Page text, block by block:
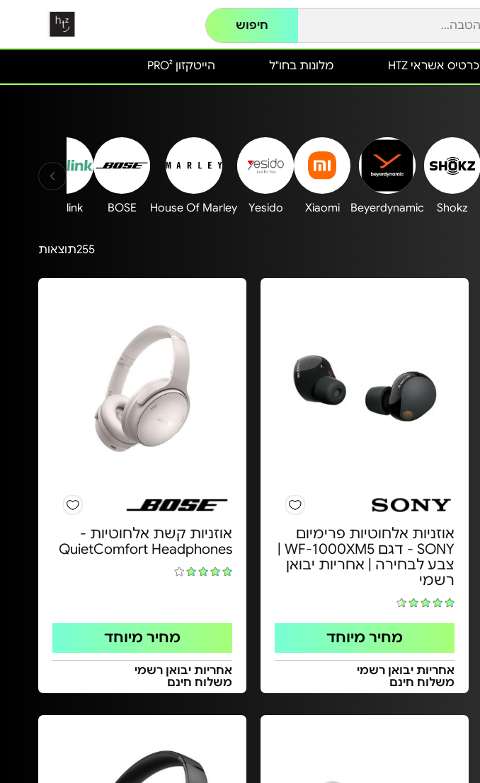
חיפוש
הייטקזון PRO² מלונות בחו"ל כרטיס אשראי HTZ
Shokz
Beyerdynamic
Xiaomi
Yesido
House Of Marley
BOSE
Yealink
255תוצאות
אוזניות אלחוטיות פרימיום
SONY - דגם WF-1000XM5 |
צבע לבחירה | אחריות יבואן
רשמי
מחיר מיוחד
אחריות יבואן רשמי
משלוח חינם
אוזניות קשת אלחוטיות -
QuietComfort Headphones
מחיר מיוחד
אחריות יבואן רשמי
משלוח חינם